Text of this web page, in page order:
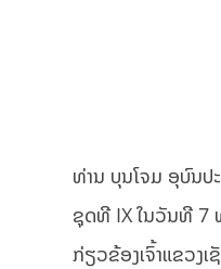
ທ່ານ ບຸນໂຈມ ອຸບົນປ
ຊຸດທີ IX ໃນວັນທີ 7
ກ່ຽວຂ້ອງເຈົ້າແຂວງ